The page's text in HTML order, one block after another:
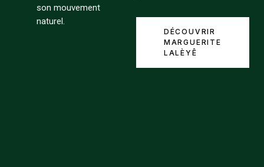
DÉCOUVRIR
MARGUERITE
LALÈYÊ
son mouvement
naturel.